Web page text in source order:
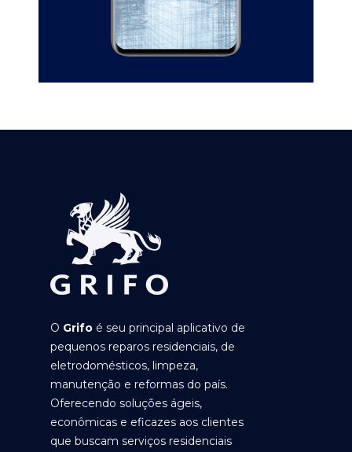
O Grifo é seu principal aplicativo de
pequenos reparos residenciais, de
eletrodomésticos, limpeza,
manutenção e reformas do país.
Oferecendo soluções ágeis,
econômicas e eficazes aos clientes
que buscam serviços residenciais